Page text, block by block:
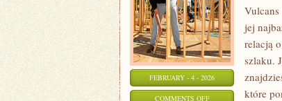
FEBRUARY - 4 - 2026
COMMENTS OFFON
jej
relacją
szlaku.
które